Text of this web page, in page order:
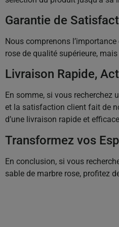
Garantie de
Nous comprenons
rose de qualité supérieure,
Livraison Rapide,
En somme, si vous recherchez
et la satisfaction client fait de
d’une livraison rapide et
Transformez vos
En conclusion, si vous
sable de marbre rose, profitez